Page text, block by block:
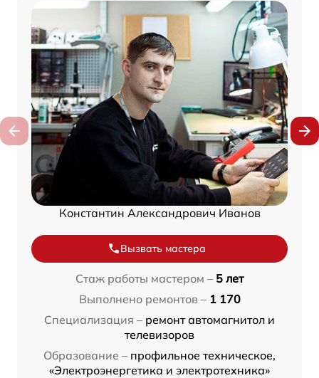
Константин Александрович Иванов
Вызвать мастера
Стаж работы мастером – 5 лет
Выполнено ремонтов – 1 170
Специализация – ремонт автомагнитол и
телевизоров
Образование – профильное техническое,
«Электроэнергетика и электротехника»